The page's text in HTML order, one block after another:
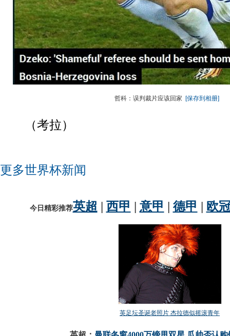
哲科：误判裁片应该回家 [保存到相册]
（考拉）
更多世界杯新闻